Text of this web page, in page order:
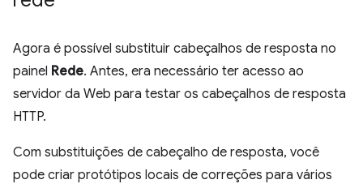
Agora é possível substituir cabeçalhos de resposta no
painel Rede. Antes, era necessário ter acesso ao
servidor da Web para testar os cabeçalhos de resposta
HTTP.
Com substituições de cabeçalho de resposta, você
pode criar protótipos locais de correções para vários